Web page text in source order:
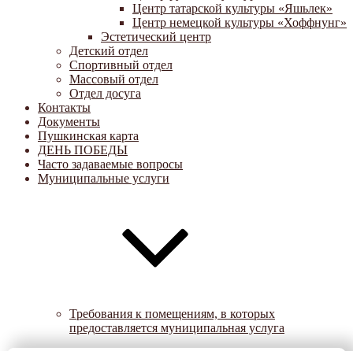
Центр татарской культуры «Яшьлек»
Центр немецкой культуры «Хоффнунг»
Эстетический центр
Детский отдел
Спортивный отдел
Массовый отдел
Отдел досуга
Контакты
Документы
Пушкинская карта
ДЕНЬ ПОБЕДЫ
Часто задаваемые вопросы
Муниципальные услуги
Требования к помещениям, в которых
предоставляется муниципальная услуга